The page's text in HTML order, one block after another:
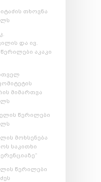
თხოვნა
და ივ.
აკაკი
მიმართვა
წერილები
მოხსენება
საკითხი
წერილები